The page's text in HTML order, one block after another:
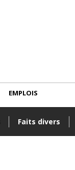
Faits divers
EMPLOIS